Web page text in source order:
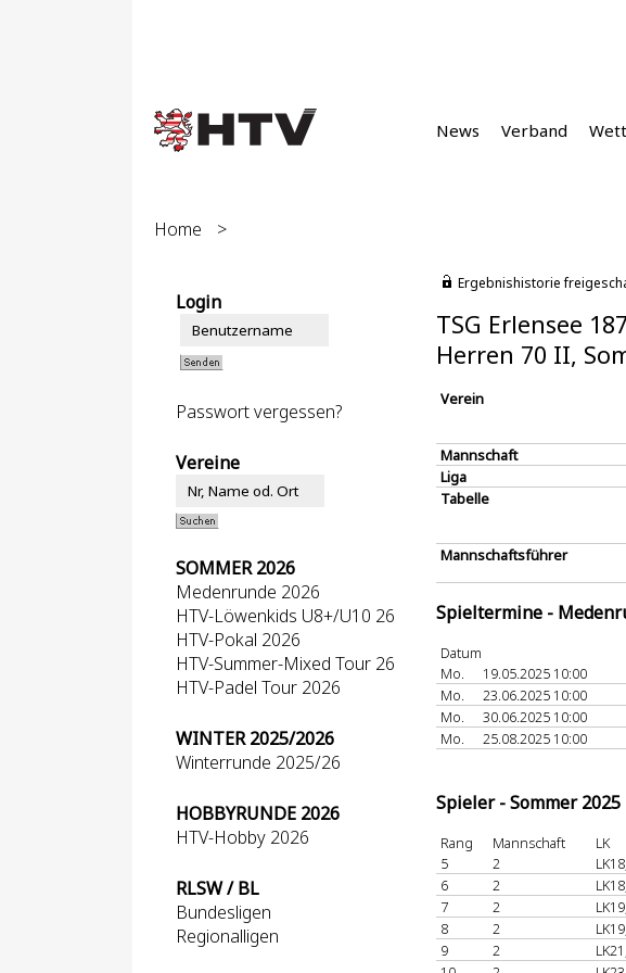
News Verband
Home >
Login
Passwort vergessen?
Vereine
SOMMER 2026
Medenrunde 2026
HTV-Löwenkids U8+/U10 26
HTV-Pokal 2026
HTV-Summer-Mixed Tour 26
HTV-Padel Tour 2026
WINTER 2025/2026
Winterrunde 2025/26
HOBBYRUNDE 2026
HTV-Hobby 2026
RLSW / BL
Bundesligen
Regionalligen
Ergebnishistorie
TSG Erlensee
Herren 70 II,
Verein
Mannschaft
Liga
Tabelle
Mannschaftsführer
Spieltermine -
Datum
Mo.
19.05.2025 10:00
Mo.
23.06.2025 10:00
Mo.
30.06.2025 10:00
Mo.
25.08.2025 10:00
Spieler - Sommer 2025
Rang Mannschaft LK
5
2
6
2
7
2
8
2
9
2